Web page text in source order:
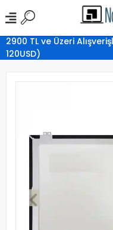
2900 TL ve Üzeri
120USD)